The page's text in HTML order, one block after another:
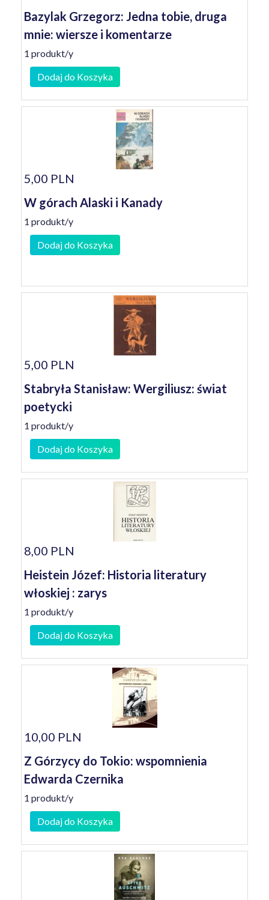
Bazylak Grzegorz: Jedna tobie, druga
mnie: wiersze i komentarze
1 produkt/y
Dodaj do Koszyka
5,00 PLN
W górach Alaski i Kanady
1 produkt/y
Dodaj do Koszyka
5,00 PLN
Stabryła Stanisław: Wergiliusz: świat
poetycki
1 produkt/y
Dodaj do Koszyka
8,00 PLN
Heistein Józef: Historia literatury
włoskiej : zarys
1 produkt/y
Dodaj do Koszyka
10,00 PLN
Z Górzycy do Tokio: wspomnienia
Edwarda Czernika
1 produkt/y
Dodaj do Koszyka